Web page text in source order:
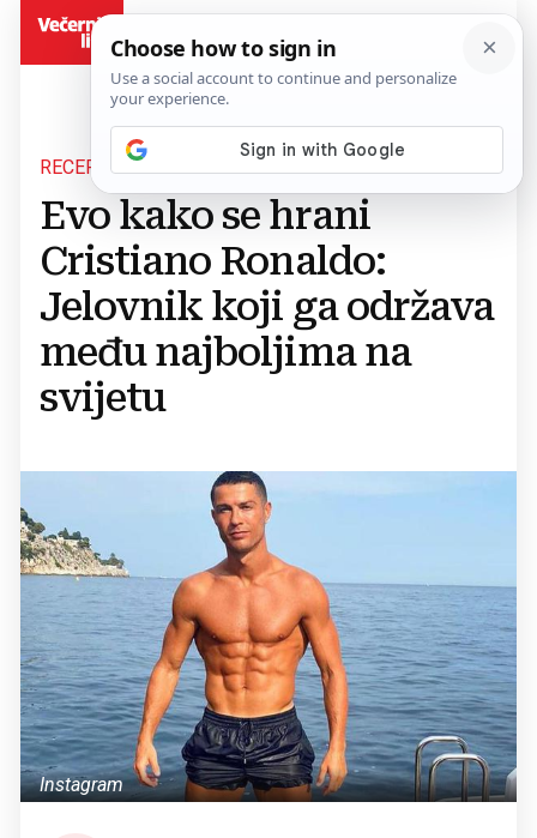
RECEPT ZA USPJEH
Evo kako se hrani
Cristiano Ronaldo:
Jelovnik koji ga održava
među najboljima na
svijetu
Instagram